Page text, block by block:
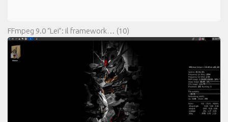
FFmpeg 9.0 “Lei”: il framework… (10)